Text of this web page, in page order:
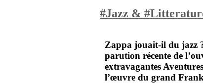
#Jazz &
Zappa jouait-il du jazz
parution récente de
extravagantes
l’œuvre du grand Frank